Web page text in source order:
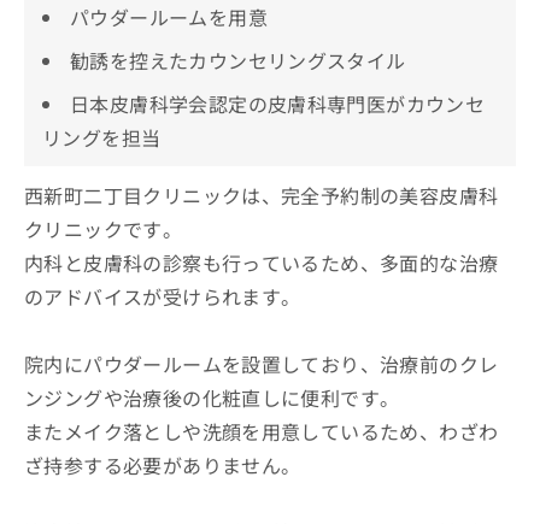
パウダールームを用意
勧誘を控えたカウンセリングスタイル
日本皮膚科学会認定の皮膚科専門医がカウンセ
リングを担当
西新町二丁目クリニックは、完全予約制の美容皮膚科
クリニックです。
内科と皮膚科の診察も行っているため、多面的な治療
のアドバイスが受けられます。
院内にパウダールームを設置しており、治療前のクレ
ンジングや治療後の化粧直しに便利です。
またメイク落としや洗顔を用意しているため、わざわ
ざ持参する必要がありません。